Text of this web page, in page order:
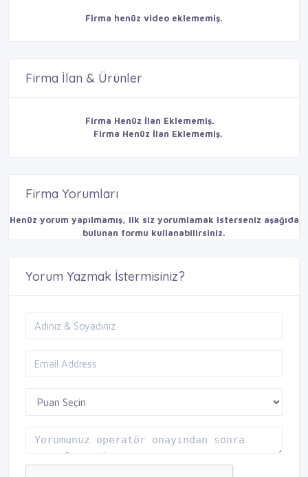
Firma henüz video eklememiş.
Firma İlan & Ürünler
Firma Henüz İlan Eklememiş.
Firma Henüz İlan Eklememiş.
Firma Yorumları
Henüz yorum yapılmamış, ilk siz yorumlamak isterseniz aşağıda
bulunan formu kullanabilirsiniz.
Yorum Yazmak İstermisiniz?